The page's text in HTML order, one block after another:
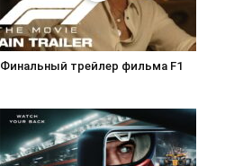
Финальный трейлер фильма F1